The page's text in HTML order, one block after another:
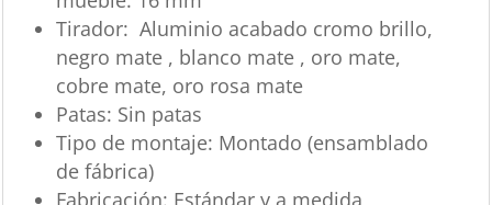
Tirador: Aluminio acabado cromo brillo,
negro mate , blanco mate , oro mate,
cobre mate, oro rosa mate
Patas: Sin patas
Tipo de montaje: Montado (ensamblado
de fábrica)
Fabricación: Estándar y a medida